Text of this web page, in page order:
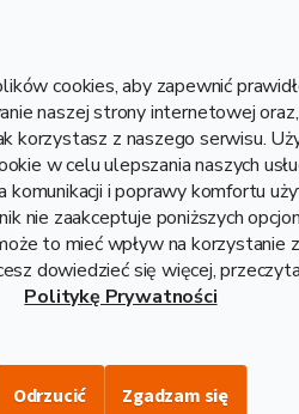
cookies, aby zapewnić
naszej strony internetowej
korzystasz z naszego serwisu.
w celu ulepszania naszych
komunikacji i poprawy komfortu
nie zaakceptuje poniższych
to mieć wpływ na korzystanie
dowiedzieć się więcej,
Politykę Prywatności
Odrzucić Zgadzam się
i danne techniczne
stalą lub profilem płaskim, to
Idealny do gięcia. Jest to
gałęziach przemysłu.
odpowiada wadze 39,25 kg.